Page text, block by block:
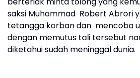
saksi Muhammad Robert Abrori
tetangga korban dan mencoba
dengan memutus tali tersebut
diketahui sudah meninggal dunia.